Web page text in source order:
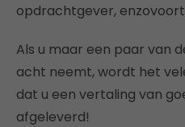
opdrachtgever,
Als u maar een paar van
acht neemt, wordt het
dat u een vertaling van
afgeleverd!